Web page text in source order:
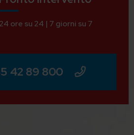
24 ore su 24 | 7 giorni su 7
42 89 800